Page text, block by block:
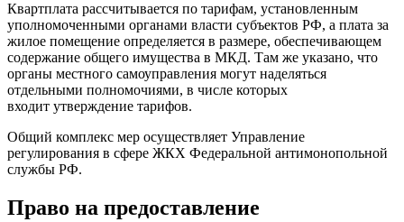
Квартплата рассчитывается по тарифам, установленным
уполномоченными органами власти субъектов РФ, а плата за
жилое помещение определяется в размере, обеспечивающем
содержание общего имущества в МКД. Там же указано, что
органы местного самоуправления могут наделяться
отдельными полномочиями, в числе которых
входит утверждение тарифов.
Общий комплекс мер осуществляет Управление
регулирования в сфере ЖКХ Федеральной антимонопольной
службы РФ.
Право на предоставление